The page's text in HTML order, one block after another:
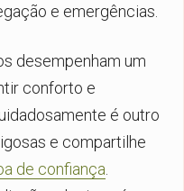
e emergências.
desempenham um
conforto e
é outro
e compartilhe
de confiança